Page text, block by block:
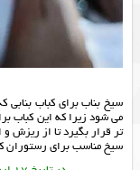
سیخ بناب برای کباب
می شود زیرا که این کباب
تر قرار بگیرد تا از ریزش
سيخ مناسب برای رستوران